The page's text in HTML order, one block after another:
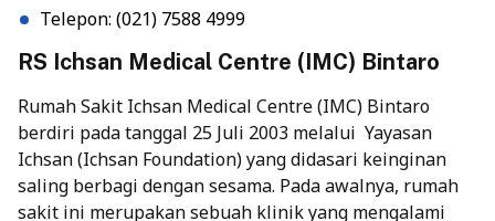
Telepon: (021) 7588 4999
RS Ichsan Medical Centre (IMC) Bintaro
Rumah Sakit Ichsan Medical Centre (IMC) Bintaro
berdiri pada tanggal 25 Juli 2003 melalui Yayasan
Ichsan (Ichsan Foundation) yang didasari keinginan
saling berbagi dengan sesama. Pada awalnya, rumah
sakit ini merupakan sebuah klinik yang mengalami